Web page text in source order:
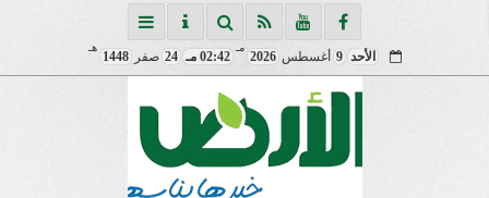
الأحد 9 أغسطس2026
مـ
02:42 مـ 24 صفر1448
هـ